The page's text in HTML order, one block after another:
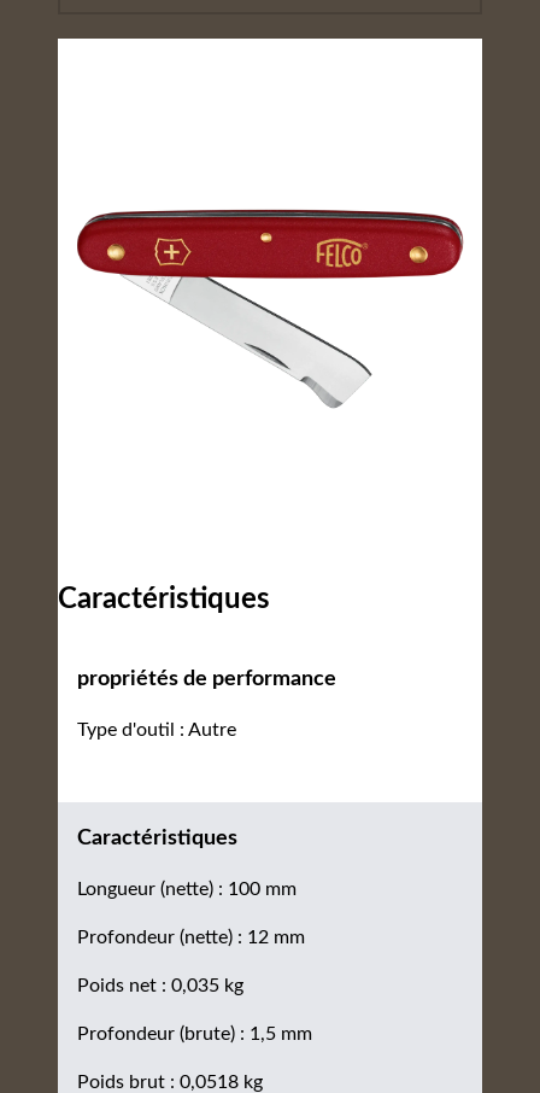
Caractéristiques
propriétés de performance
Type d'outil : Autre
Caractéristiques
Longueur (nette) : 100 mm
Profondeur (nette) : 12 mm
Poids net : 0,035 kg
Profondeur (brute) : 1,5 mm
Poids brut : 0,0518 kg